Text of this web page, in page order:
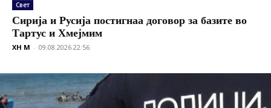
Свет
Сирија и Русија постигнаа договор за базите во
Тартус и Хмејмим
XH M - 09.08.2026 22:56